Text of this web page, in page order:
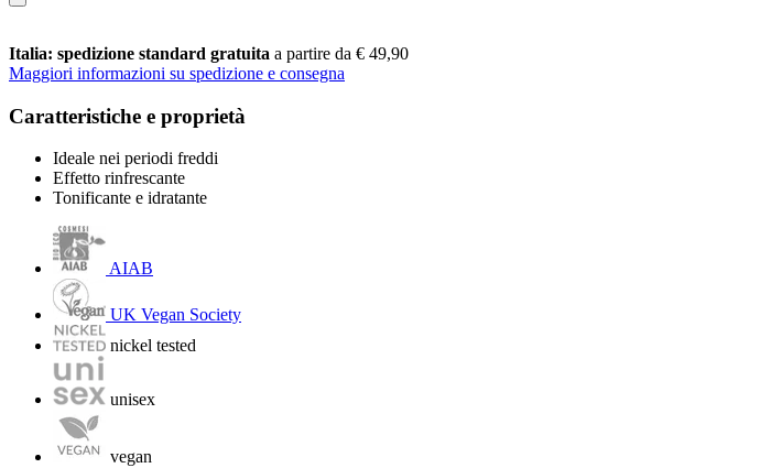
Italia: spedizione standard gratuita a partire da € 49,90
Maggiori informazioni su spedizione e consegna
Caratteristiche e proprietà
Ideale nei periodi freddi
Effetto rinfrescante
Tonificante e idratante
AIAB
UK Vegan Society
nickel tested
unisex
vegan